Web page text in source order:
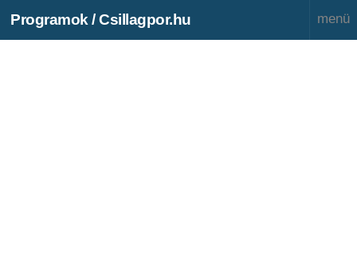
Programok / Csillagpor.hu